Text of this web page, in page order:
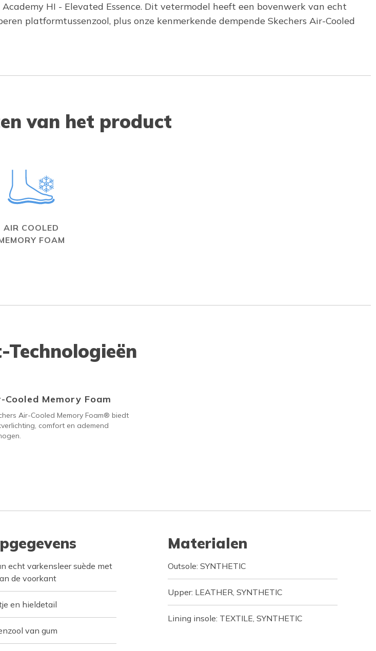
HI - Elevated Essence. Dit vetermodel heeft een bovenwerk van echt
platformtussenzool, plus onze kenmerkende dempende Skechers Air-Cooled
van het product
AIR COOLED
FOAM
Cooled Memory Foam
Air-Cooled Memory Foam® biedt
comfort en ademend
echt varkensleer suède met
de voorkant
en hieldetail
van gum
Materialen
Outsole: SYNTHETIC
Upper: LEATHER, SYNTHETIC
Lining insole: TEXTILE, SYNTHETIC